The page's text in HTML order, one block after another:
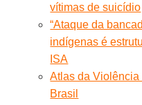
vítimas de suicídio
“Ataque da
indígenas é
ISA
Atlas da
Brasil